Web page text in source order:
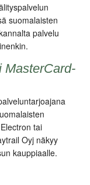
suomalaisten
palvelu
MasterCard-
tai
Oyj näkyy
kauppiaalle.